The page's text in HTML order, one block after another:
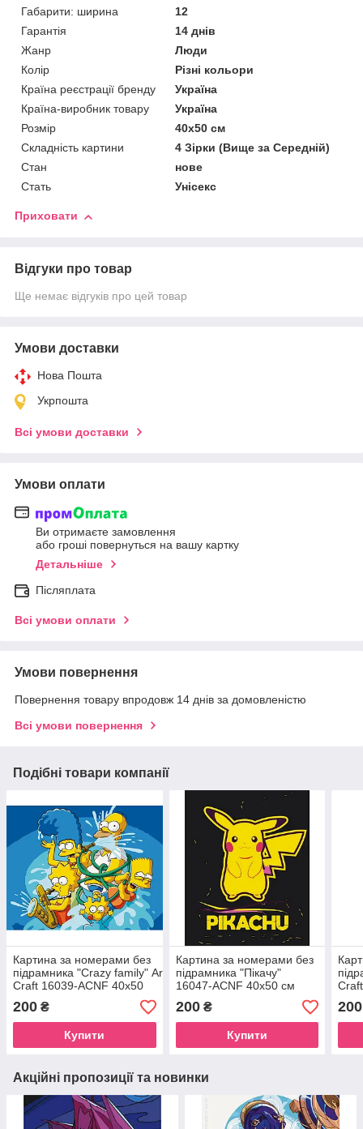
Габарити: ширина
12
Гарантія
14 днів
Жанр
Люди
Колір
Різні кольори
Країна реєстрації бренду
Україна
Країна-виробник товару
Україна
Розмір
40х50 см
Складність картини
4 Зірки (Вище за Середній)
Стан
нове
Стать
Унісекс
Приховати
Відгуки про товар
Ще немає відгуків про цей товар
Умови доставки
Нова Пошта
Укрпошта
Всі умови доставки
Умови оплати
Ви отримаєте замовлення
або гроші повернуться на вашу картку
Детальніше
Післяплата
Всі умови оплати
Умови повернення
Повернення товару впродовж 14 днів за домовленістю
Всі умови повернення
Подібні товари компанії
Картина за номерами без
підрамника "Crazy family" Art
Craft 16039-ACNF 40х50
см
200 ₴
Купити
Картина за номерами без
підрамника "Пікачу"
16047-ACNF 40х50 см
200₴
Купити
см
200
Акційні пропозиції та новинки